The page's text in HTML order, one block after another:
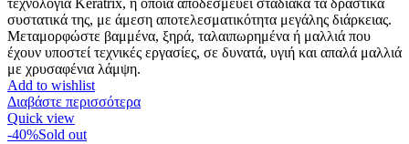
τεχνολογία Keratrix, η οποία αποδεσμεύει σταδιακά τα δραστικά
συστατικά της, με άμεση αποτελεσματικότητα μεγάλης διάρκειας.
Μεταμορφώστε βαμμένα, ξηρά, ταλαιπωρημένα ή μαλλιά που
έχουν υποστεί τεχνικές εργασίες, σε δυνατά, υγιή και απαλά μαλλιά
με χρυσαφένια λάμψη.
Add to wishlist
Διαβάστε περισσότερα
Quick view
-40%Sold out